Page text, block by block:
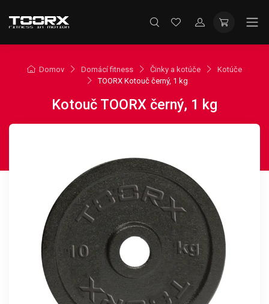
Domov Domácí fitness Činky a kotúče
Kotúče
TOORX Kotouč černý, 1 kg
Kotouč TOORX černý, 1 kg